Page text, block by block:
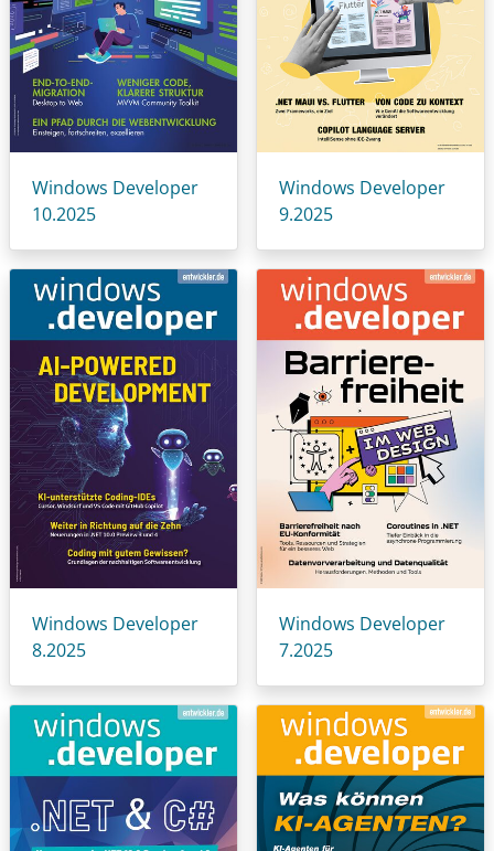
Windows Developer
10.2025
Windows Developer
9.2025
Windows Developer
8.2025
Windows Developer
7.2025